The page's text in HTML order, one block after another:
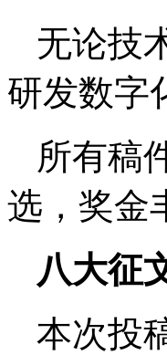
无论技
研发数字
所有稿
选，奖金
八大征
本次投